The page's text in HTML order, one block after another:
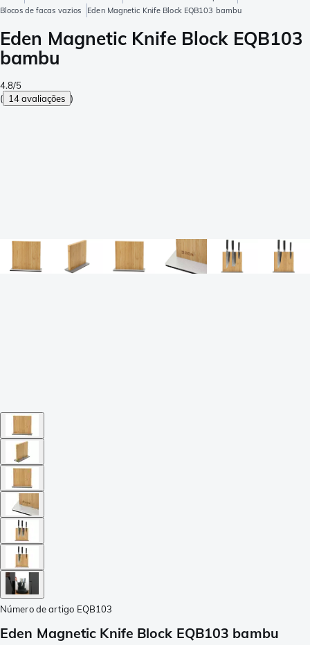
Blocos de facas vazios
Eden Magnetic Knife Block EQB103 bambu
Eden Magnetic Knife Block EQB103
bambu
4.8/5
( 14 avaliações )
Número de artigo EQB103
Eden Magnetic Knife Block EQB103 bambu